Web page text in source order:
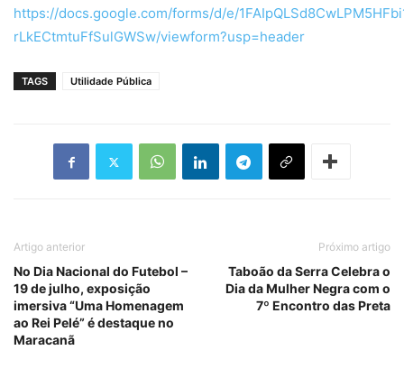
https://docs.google.com/forms/d/e/
rLkECtmtuFfSulGWSw/viewform?usp=header
TAGS Utilidade Pública
Artigo anterior
No Dia Nacional do Futebol –
19 de julho, exposição
imersiva “Uma Homenagem
ao Rei Pelé” é destaque no
Maracanã
Próximo artigo
Taboão da Serra Celebra o
Dia da Mulher Negra com o
7º Encontro das Preta